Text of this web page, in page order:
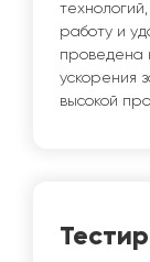
работу и
проведена
ускорения
высокой